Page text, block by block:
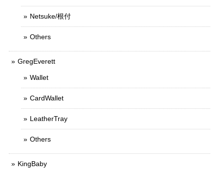
Netsuke/根付
Others
GregEverett
Wallet
CardWallet
LeatherTray
Others
KingBaby